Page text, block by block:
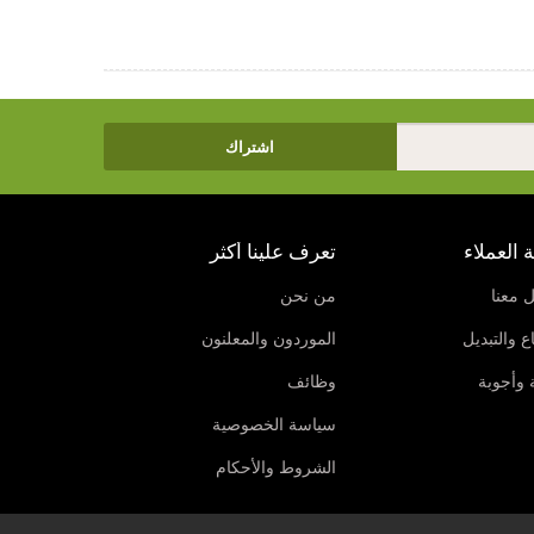
اشتراك
تعرف علينا أكثر
من نحن
الموردون والمعلنون
وظائف
سياسة الخصوصية
الشروط والأحكام
العملاء
معنا
والتبديل
وأجوبة